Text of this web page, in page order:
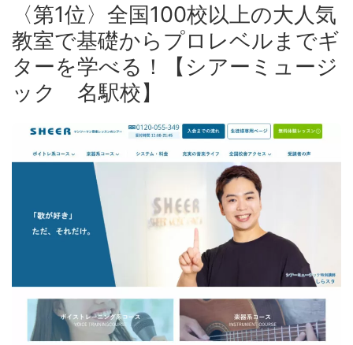
〈第1位〉全国100校以上の大人気
教室で基礎からプロレベルまでギ
ターを学べる！【シアーミュージ
ック 名駅校】